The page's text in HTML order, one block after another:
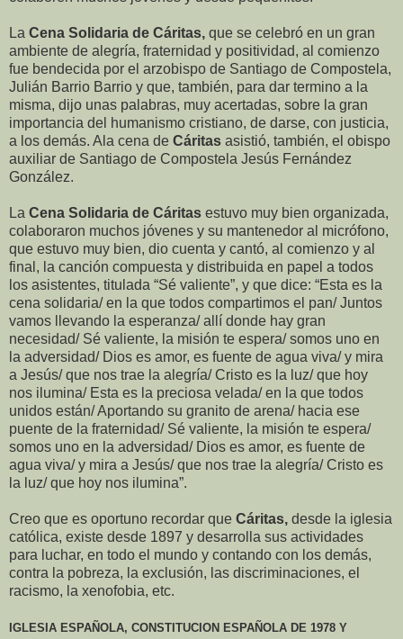
La Cena Solidaria de Cáritas, que se celebró en un gran
ambiente de alegría, fraternidad y positividad, al comienzo
fue bendecida por el arzobispo de Santiago de Compostela,
Julián Barrio Barrio y que, también, para dar termino a la
misma, dijo unas palabras, muy acertadas, sobre la gran
importancia del humanismo cristiano, de darse, con justicia,
a los demás. Ala cena de Cáritas asistió, también, el obispo
auxiliar de Santiago de Compostela Jesús Fernández
González.
La Cena Solidaria de Cáritas estuvo muy bien organizada,
colaboraron muchos jóvenes y su mantenedor al micrófono,
que estuvo muy bien, dio cuenta y cantó, al comienzo y al
final, la canción compuesta y distribuida en papel a todos
los asistentes, titulada “Sé valiente”, y que dice: “Esta es la
cena solidaria/ en la que todos compartimos el pan/ Juntos
vamos llevando la esperanza/ allí donde hay gran
necesidad/ Sé valiente, la misión te espera/ somos uno en
la adversidad/ Dios es amor, es fuente de agua viva/ y mira
a Jesús/ que nos trae la alegría/ Cristo es la luz/ que hoy
nos ilumina/ Esta es la preciosa velada/ en la que todos
unidos están/ Aportando su granito de arena/ hacia ese
puente de la fraternidad/ Sé valiente, la misión te espera/
somos uno en la adversidad/ Dios es amor, es fuente de
agua viva/ y mira a Jesús/ que nos trae la alegría/ Cristo es
la luz/ que hoy nos ilumina”.
Creo que es oportuno recordar que Cáritas, desde la iglesia
católica, existe desde 1897 y desarrolla sus actividades
para luchar, en todo el mundo y contando con los demás,
contra la pobreza, la exclusión, las discriminaciones, el
racismo, la xenofobia, etc.
IGLESIA ESPAÑOLA, CONSTITUCION ESPAÑOLA DE 1978 Y